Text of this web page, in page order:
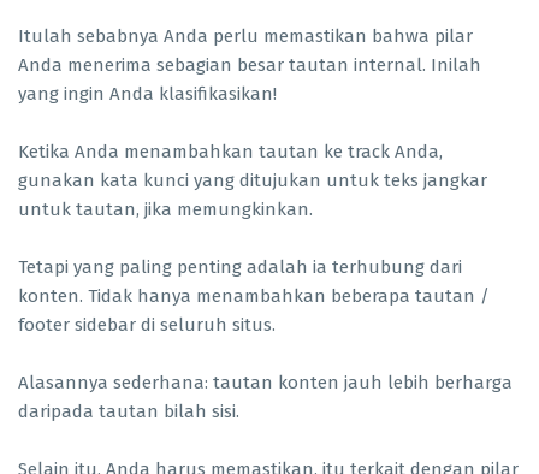
Itulah sebabnya Anda perlu memastikan bahwa pilar
Anda menerima sebagian besar tautan internal. Inilah
yang ingin Anda klasifikasikan!
Ketika Anda menambahkan tautan ke track Anda,
gunakan kata kunci yang ditujukan untuk teks jangkar
untuk tautan, jika memungkinkan.
Tetapi yang paling penting adalah ia terhubung dari
konten. Tidak hanya menambahkan beberapa tautan /
footer sidebar di seluruh situs.
Alasannya sederhana: tautan konten jauh lebih berharga
daripada tautan bilah sisi.